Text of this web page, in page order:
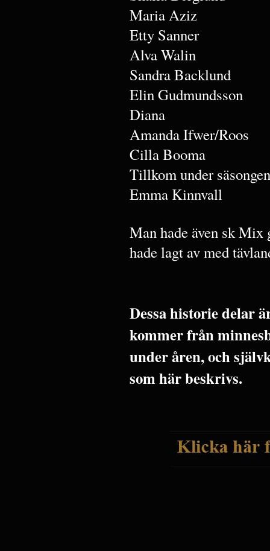
Maria Aziz
Etty Sanner
Alva Walin
Sandra Backlund
Elin Gudmundsson
Diana
Amanda Ifwer/Roos
Cilla Booma
Tillkom under säsongen
Emma Kinnvall
Man hade även sk Mix
hade lagt av med
Dessa historie delar
kommer från
under åren, och
som här beskrivs.